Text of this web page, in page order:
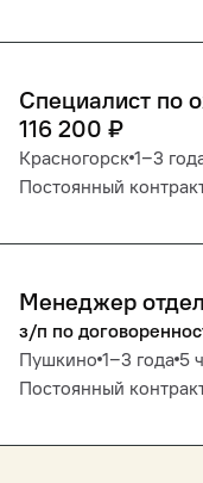
Специалист по
116 200 ₽
Красногорск 1‒3
Постоянный
Менеджер
з/п по
Пушкино 1‒3 года 5
Постоянный